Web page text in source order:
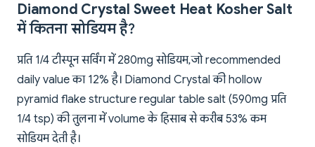
Diamond Crystal Sweet Heat Kosher Salt
में कितना सोडियम है?
प्रति 1/4 टीस्पून सर्विंग में 280mg सोडियम, जो recommended
daily value का 12% है। Diamond Crystal की hollow
pyramid flake structure regular table salt (590mg प्रति
1/4 tsp) की तुलना में volume के हिसाब से करीब 53% कम
सोडियम देती है।